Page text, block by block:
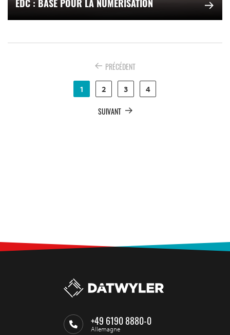
EDC : BASE POUR LA NUMÉRISATION
PRÉCÉDENT
1 2 3 4
SUIVANT
+49 6190 8880-0
Allemagne